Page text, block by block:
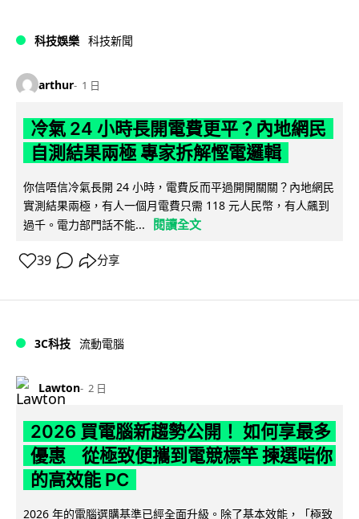
科技娛樂 科技新聞
arthur 1 日
冷氣 24 小時長開電費更平？內地網民
自測結果兩極 專家拆解慳電邏輯
你信唔信冷氣長開 24 小時，電費反而平過開開關關？內地網民
實測結果兩極，有人一個月電費只需 118 元人民幣，有人飆到
過千。電力部門話不能...
閱讀全文
39 分享
3C科技 流動電腦
Lawton 2 日
2026 買電腦新趨勢公開！ 如何享最多
優惠 從極致便攜到電競標竿 揀選啱你
的高效能 PC
2026 年的電腦選購基準已經全面升級。除了基本效能，「極致